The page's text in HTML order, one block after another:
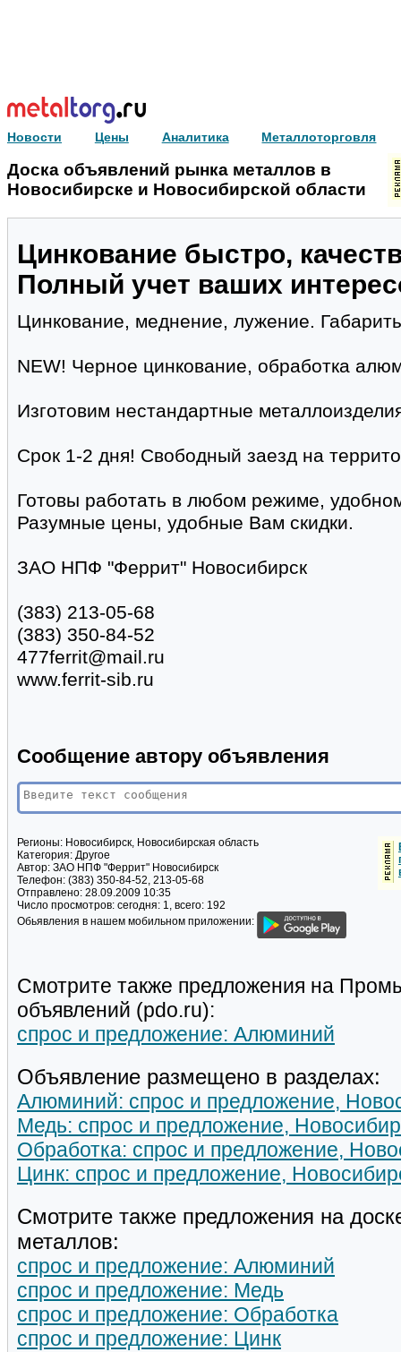
Новости Цены Аналитика Металлоторговля
Доска объявлений рынка металлов в
Новосибирске и Новосибирской области
Цинкование быстро,
Полный учет ваших
Цинкование, меднение, лужение.
NEW! Черное цинкование, обработка
Изготовим нестандартные
Срок 1-2 дня! Свободный заезд на
Готовы работать в любом режиме, удобном
Разумные цены, удобные Вам скидки.
ЗАО НПФ "Феррит" Новосибирск
(383) 213-05-68
(383) 350-84-52
477ferrit@mail.ru
www.ferrit-sib.ru
Сообщение автору объявления
Регионы: Новосибирск, Новосибирская область
Категория: Другое
Автор: ЗАО НПФ "Феррит" Новосибирск
Телефон: (383) 350-84-52, 213-05-68
Отправлено: 28.09.2009 10:35
Число просмотров: сегодня: 1, всего: 192
Обьявления в нашем мобильном приложении:
Смотрите также предложения на
объявлений (pdo.ru):
спрос и предложение: Алюминий
Объявление размещено в разделах:
Алюминий: спрос и предложение,
Медь: спрос и предложение,
Обработка: спрос и предложение,
Цинк: спрос и предложение,
Смотрите также предложения на
металлов:
спрос и предложение: Алюминий
спрос и предложение: Медь
спрос и предложение: Обработка
спрос и предложение: Цинк